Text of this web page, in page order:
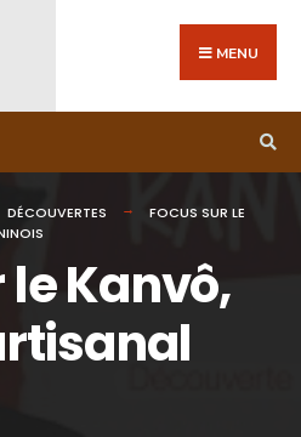
MENU
DÉCOUVERTES
FOCUS SUR LE
le Kanvô,